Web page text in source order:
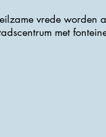
vrede worden
met